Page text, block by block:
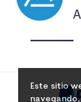
Este sitio